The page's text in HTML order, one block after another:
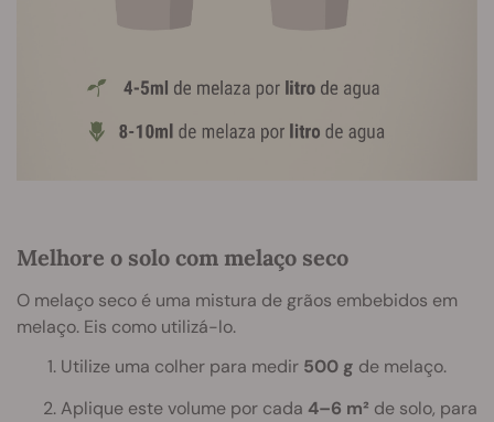
Melhore o solo com melaço seco
O melaço seco é uma mistura de grãos embebidos em
melaço. Eis como utilizá-lo.
Utilize uma colher para medir 500 g de melaço.
Aplique este volume por cada 4–6 m² de solo, para